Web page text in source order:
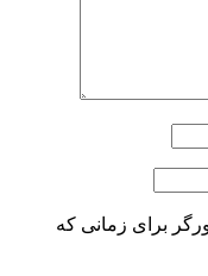
برای زمانی که